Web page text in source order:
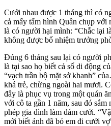
Cưới nhau được 1 tháng thì có
cả mấy tấm hình Quân chụp với
là có người hại mình: “Chắc lại
không được bổ nhiệm trưởng
Đúng 6 tháng sau lại có người
là tại sao họ biết cả số di động
“vạch trần bộ mặt sở khanh”
khá trẻ, chừng ngoài hai mươi.
đây là phục vụ trong một quán
với cô ta gần 1 năm, sau đó sắm
phép gia đình làm đám cưới.
mới biết ảnh đã bỏ em đi cưới